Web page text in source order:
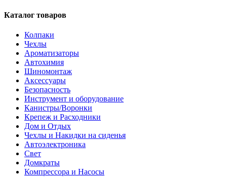
Каталог товаров
Колпаки
Чехлы
Ароматизаторы
Автохимия
Шиномонтаж
Аксессуары
Безопасность
Инструмент и оборудование
Канистры/Воронки
Крепеж и Расходники
Дом и Отдых
Чехлы и Накидки на сиденья
Автоэлектроника
Свет
Домкраты
Компрессора и Насосы